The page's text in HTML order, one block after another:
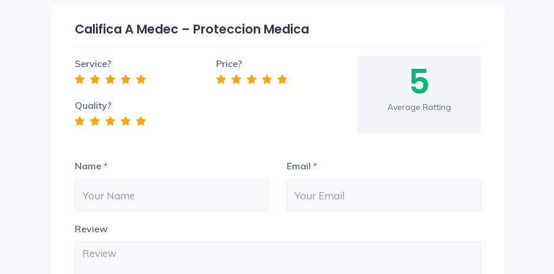
Califica A Medec – Proteccion Medica
Service? Price?
Quality? 5
Average Ratting
Name * Email *
Review